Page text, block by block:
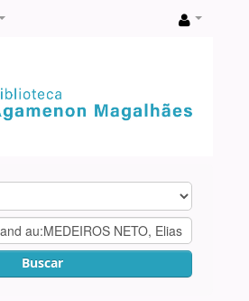
Buscar